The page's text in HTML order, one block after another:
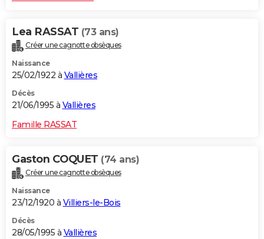
Lea RASSAT (73 ans)
Créer une cagnotte obsèques
Naissance
25/02/1922 à Vallières
Décès
21/06/1995 à Vallières
Famille RASSAT
Gaston COQUET (74 ans)
Créer une cagnotte obsèques
Naissance
23/12/1920 à Villiers-le-Bois
Décès
28/05/1995 à Vallières